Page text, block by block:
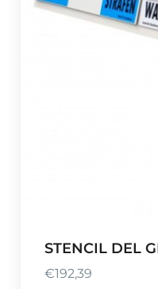
STENCIL DEL
€192,39